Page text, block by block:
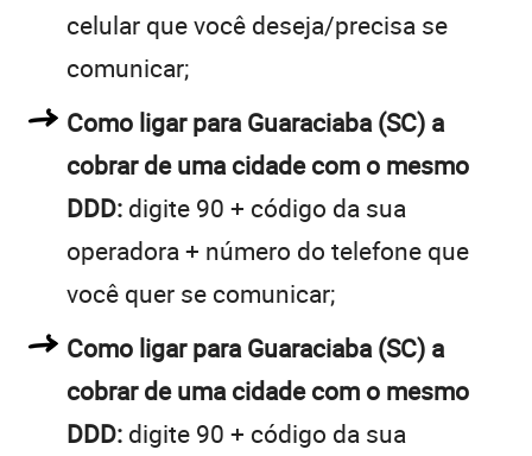
celular que você deseja/precisa se
comunicar;
Como ligar para Guaraciaba (SC) a
cobrar de uma cidade com o mesmo
DDD: digite 90 + código da sua
operadora + número do telefone que
você quer se comunicar;
Como ligar para Guaraciaba (SC) a
cobrar de uma cidade com o mesmo
DDD: digite 90 + código da sua